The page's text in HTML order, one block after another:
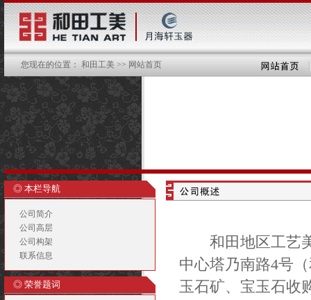
您现在的位置： 和田工美 >> 网站首页
◎ 本栏导航
公司简介
公司高层
公司构架
联系信息
◎ 荣誉题词
和田地区工艺美
中心塔乃南路4号
玉石矿、宝玉石收